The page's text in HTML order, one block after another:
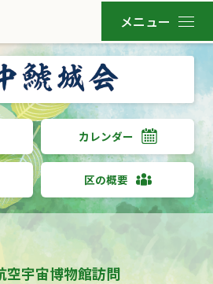
カレンダー
区の概要
空宇宙博物館訪問